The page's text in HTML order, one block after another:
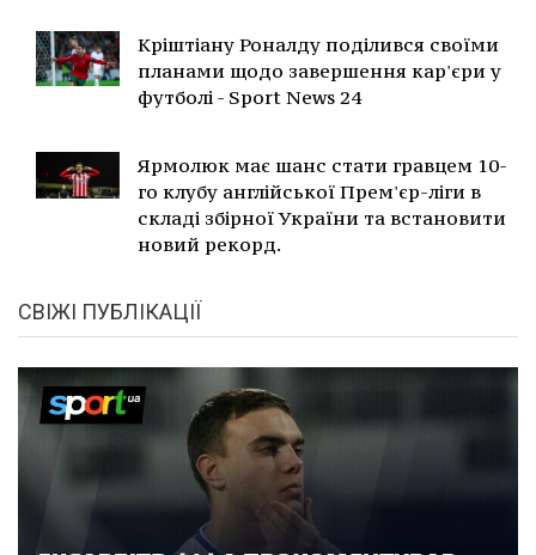
Кріштіану Роналду поділився своїми
планами щодо завершення кар'єри у
футболі - Sport News 24
Ярмолюк має шанс стати гравцем 10-
го клубу англійської Прем'єр-ліги в
складі збірної України та встановити
новий рекорд.
СВІЖІ ПУБЛІКАЦІЇ